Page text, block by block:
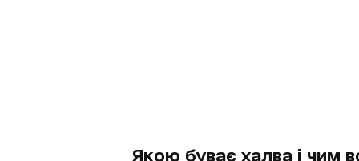
Якою буває халва і чим